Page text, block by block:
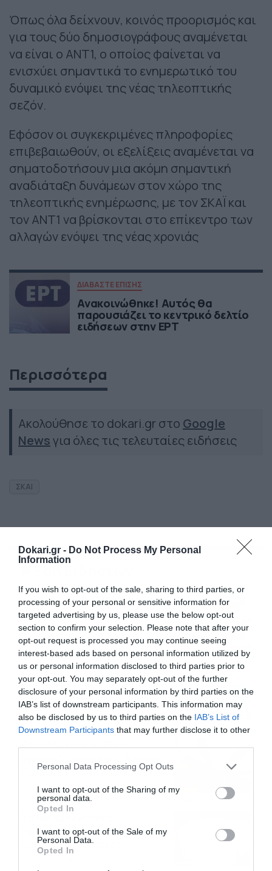
Dokari.gr - Do Not Process My Personal
Information
If you wish to opt-out of the sale, sharing to third parties, or
processing of your personal or sensitive information for
targeted advertising by us, please use the below opt-out
section to confirm your selection. Please note that after your
opt-out request is processed you may continue seeing
interest-based ads based on personal information utilized by
us or personal information disclosed to third parties prior to
your opt-out. You may separately opt-out of the further
disclosure of your personal information by third parties on the
IAB’s list of downstream participants. This information may
also be disclosed by us to third parties on the IAB’s List of
Downstream Participants that may further disclose it to other
Please note that this website/app uses one or more Google
not limited to your visit or usage behaviour. You may click to
grant or deny consent to Google and its third-party tags to
use your data for below specified purposes in below Google
consent section.
Personal Data Processing Opt Outs
I want to opt-out of the Sharing of my
personal data.
Opted In
I want to opt-out of the Sale of my
Personal Data.
Opted In
Όπως όλα δείχνουν, κοινός προορισμός και
για τους δύο δημοσιογράφους αναμένεται
να είναι ο ΑΝΤ1, ο οποίος φαίνεται να
ενισχύει σημαντικά το ενημερωτικό του
δυναμικό ενόψει της νέας τηλεοπτικής
σεζόν.
Εφόσον οι συγκεκριμένες πληροφορίες
επιβεβαιωθούν, οι εξελίξεις αναμένεται να
σηματοδοτήσουν μια ακόμη σημαντική
αναδιάταξη δυνάμεων στον χώρο της
τηλεοπτικής ενημέρωσης, με τον ΣΚΑΪ και
τον ΑΝΤ1 να βρίσκονται στο επίκεντρο των
αλλαγών ενόψει της νέας χρονιάς
ΔΙΑΒΑΣΤΕ ΕΠΙΣΗΣ
Ανακοινώθηκε! Αυτός θα
παρουσιάζει το κεντρικό δελτίο
ειδήσεων στην ΕΡΤ
Περισσότερα
Ακολούθησε το dokari.gr στο Google
Newsγια όλες τις τελευταίες ειδήσεις
ΣΚΑΙ
Καιρός 6-8: Ανεβαίνει η
θερμοκρασία, 40άρια το
Σαββατοκύριακο… (vid)
06/08/2026 22:00
ΠΑΟΚ-Άντερλεχτ με σούπερ
προσφορά* και ενισχυμένες
αποδόσεις από
το Pamestoixima.gr
06/08/2026 14:02
Εορτολόγιο 6-8: Ποιοι
Πολλά…
06/08/2026 08:05
Το Release Athens
Festival 2026 άφησε τις
καλύτερες μουσικές
αναμνήσεις